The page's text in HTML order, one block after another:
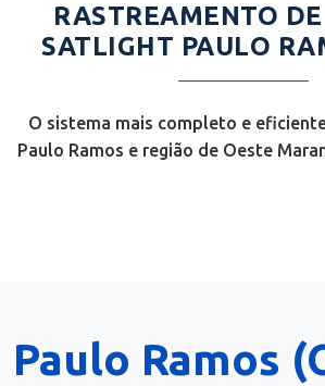
RASTREAMENTO
SATLIGHT PAULO
O sistema mais completo e
Paulo Ramos e região de Oeste
Paulo Ramos